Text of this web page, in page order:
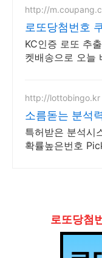
http://
로또당첨번호
추출기
KC인증 로또 추
켓배송으로 오늘
팡에서!
http://lottobingo.kr
소름돋는 분석
주 2등 이상 당
특허받은 분석시
확률높은번호
로또당첨